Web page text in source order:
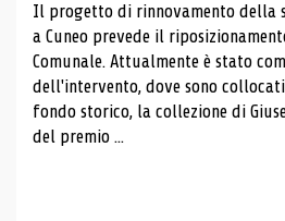
Il progetto di rinnovamento della
a Cuneo prevede il
Comunale. Attualmente è stato
dell'intervento, dove sono
fondo storico, la collezione di
del premio ...